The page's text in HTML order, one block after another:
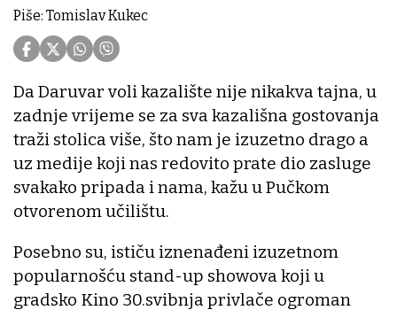
Piše: Tomislav Kukec
Da Daruvar voli kazalište nije nikakva tajna, u
zadnje vrijeme se za sva kazališna gostovanja
traži stolica više, što nam je izuzetno drago a
uz medije koji nas redovito prate dio zasluge
svakako pripada i nama, kažu u Pučkom
otvorenom učilištu.
Posebno su, ističu iznenađeni izuzetnom
popularnošću stand-up showova koji u
gradsko Kino 30.svibnja privlače ogroman